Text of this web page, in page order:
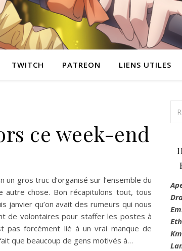
TWITCH PATREON LIENS UTILES
ce week-end
gros truc d’organisé sur l’ensemble du
autre chose. Bon récapitulons tout, tous
janvier qu’on avait des rumeurs qui nous
de volontaires pour staffer les postes à
pas forcément lié à un vrai manque de
que beaucoup de gens motivés à…